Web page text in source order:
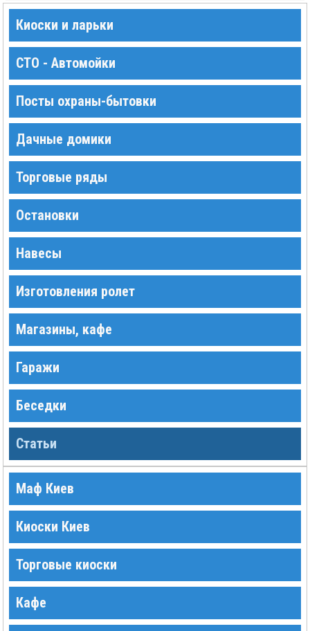
Киоски и ларьки
СТО - Автомойки
Посты охраны-бытовки
Дачные домики
Торговые ряды
Остановки
Навесы
Изготовления ролет
Магазины, кафе
Гаражи
Беседки
Статьи
Маф Киев
Киоски Киев
Торговые киоски
Кафе